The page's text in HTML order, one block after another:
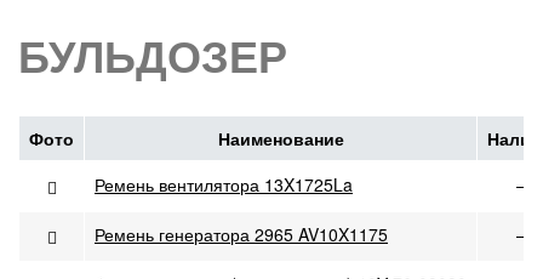
БУЛЬДОЗЕР
Фото Наименование
Ремень вентилятора 13X1725La
—
Ремень генератора 2965 AV10X1175 —